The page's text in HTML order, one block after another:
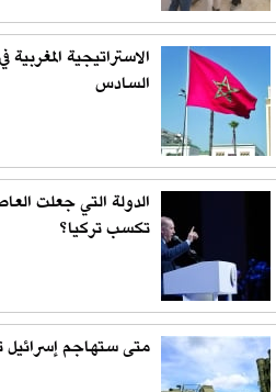
الاستراتيجية
السادس
الدولة التي جعلت
تكسب تركيا؟
متى ستهاجم إسرائيل